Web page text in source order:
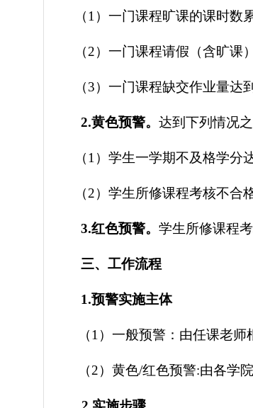
（1）一门课程旷课的课时数
（2）一门课程请假（含旷课
（3）一门课程缺交作业量达
2.黄色预警。 达到下列情况
（1）学生一学期不及格学分
（2）学生所修课程考核不合
3.红色预警。 学生所修课程
三、工作流程
1.预警实施主体
（1 ） 一般预警 ： 由任课老师
（2） 黄色/红色预警:由各学